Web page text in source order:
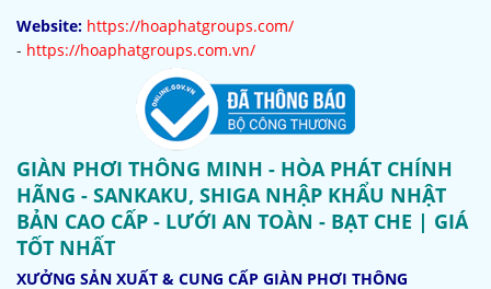
Website: https://hoaphatgroups.com/
- https://hoaphatgroups.com.vn/
GIÀN PHƠI THÔNG MINH - HÒA PHÁT CHÍNH
HÃNG - SANKAKU, SHIGA NHẬP KHẨU NHẬT
BẢN CAO CẤP - LƯỚI AN TOÀN - BẠT CHE | GIÁ
TỐT NHẤT
XƯỞNG SẢN XUẤT & CUNG CẤP GIÀN PHƠI THÔNG